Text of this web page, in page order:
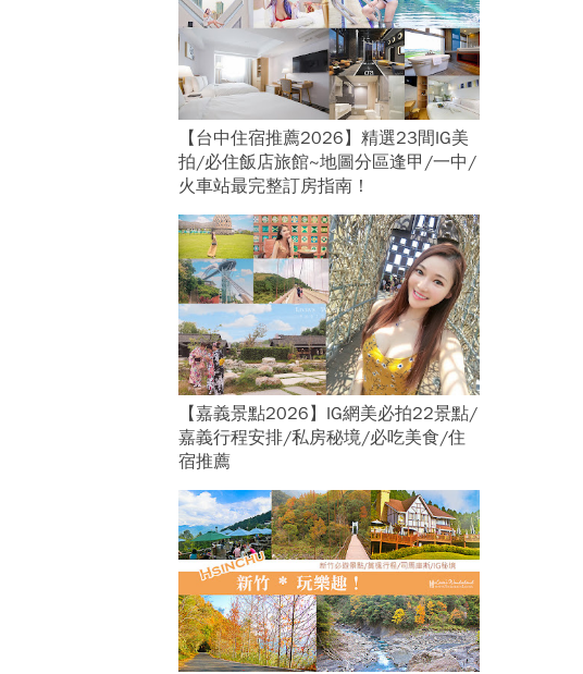
【台中住宿推薦2026】精選23間IG美
拍/必住飯店旅館~地圖分區逢甲/一中/
火車站最完整訂房指南！
【嘉義景點2026】IG網美必拍22景點/
嘉義行程安排/私房秘境/必吃美食/住
宿推薦